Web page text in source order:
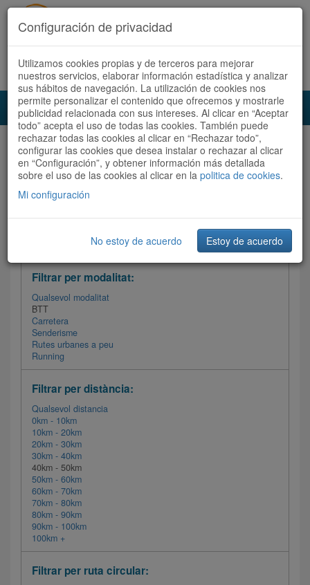
Accedeix Registra't ara Español Català
Audioruta Totes les rutes
Totes les rutes Ordenar per: Més recents / Dificultat
Filtrar les rutes
Filtrar per modalitat:
Qualsevol modalitat
BTT
Carretera
Senderisme
Rutes urbanes a peu
Running
Filtrar per distància:
Qualsevol distancia
0km - 10km
10km - 20km
20km - 30km
30km - 40km
40km - 50km
50km - 60km
60km - 70km
70km - 80km
80km - 90km
90km - 100km
100km +
Filtrar per ruta circular:
Configuración de privacidad
Utilizamos cookies propias y de terceros para mejorar
nuestros servicios, elaborar información estadística y analizar
sus hábitos de navegación. La utilización de cookies nos
permite personalizar el contenido que ofrecemos y mostrarle
publicidad relacionada con sus intereses. Al clicar en “Aceptar
todo” acepta el uso de todas las cookies. También puede
rechazar todas las cookies al clicar en “Rechazar todo”,
configurar las cookies que desea instalar o rechazar al clicar
en “Configuración”, y obtener información más detallada
sobre el uso de las cookies al clicar en la politica de cookies.
Mi configuración
No estoy de acuerdo Estoy de acuerdo